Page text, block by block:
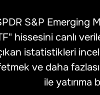
S&P Emerging
" hissesini canlı
istatistikleri
ve daha
ile yatırıma